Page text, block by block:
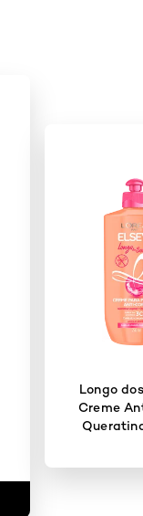
Longo
Creme